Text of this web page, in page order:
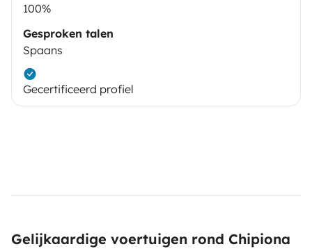
100%
Gesproken talen
Spaans
Gecertificeerd profiel
Gelijkaardige voertuigen rond Chipiona